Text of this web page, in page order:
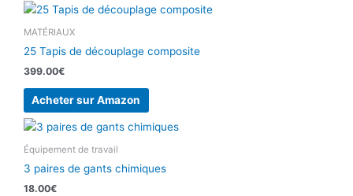
MATÉRIAUX
25 Tapis de découplage composite
399.00€
Acheter sur Amazon
Équipement de travail
3 paires de gants chimiques
18.00€